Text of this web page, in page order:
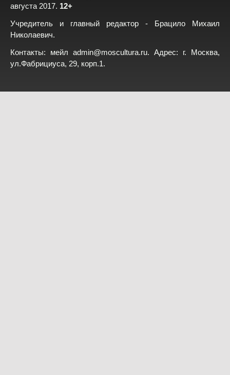
августа 2017. 12+
Учредитель и главный редактор - Брацило Михаил
Николаевич.
Контакты: мейл admin@moscultura.ru. Адрес: г. Москва,
ул.Фабрициуса, 29, корп.1.